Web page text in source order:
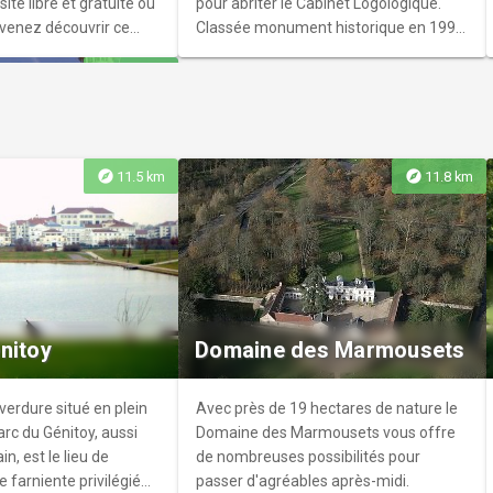
découvrir ce
Classée monument historique en 1998,
spécifiquement construit pour accueillir
les éléments du spectacle Coucou
Bazar ainsi qu'une collection
significative de ses peintures.
Jean
du XIXe siècle,
d’une
seigneuriale, le
propose une
de Villiers-
divers
vie quotidienne.
explore 11.5 km
situé en plein
du Génitoy, aussi
est le lieu de
farniente privilégié
explore 11.8 km
Domaine des Marmousets
Avec près de 19 hectares de nature le
Domaine des Marmousets vous offre
de nombreuses possibilités pour
passer d'agréables après-midi.